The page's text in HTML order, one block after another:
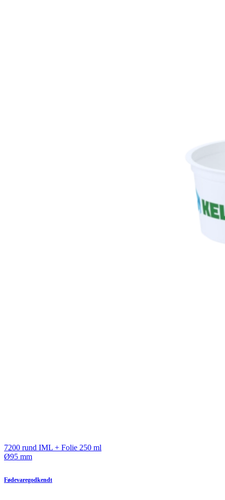
7200 rund IML + Folie 250 ml
Ø95 mm
Fødevaregodkendt